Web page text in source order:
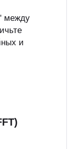
между
и